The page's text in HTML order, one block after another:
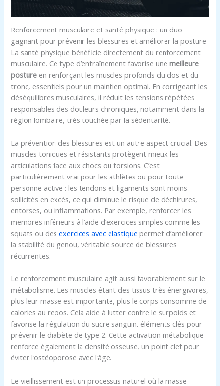
Renforcement musculaire et santé physique : un duo
gagnant pour prévenir les blessures et améliorer la posture
La santé physique bénéficie directement du renforcement
musculaire. Ce type d’entraînement favorise unemeilleure
posture en renforçant les muscles profonds du dos et du
tronc, essentiels pour un maintien optimal. En corrigeant les
déséquilibres musculaires, il réduit les tensions répétées
responsables des douleurs chroniques, notamment dans la
région lombaire, très touchée par la sédentarité.
La prévention des blessures est un autre aspect crucial. Des
muscles toniques et résistants protègent mieux les
articulations face aux chocs ou torsions. C’est
particulièrement vrai pour les athlètes ou pour toute
personne active : les tendons et ligaments sont moins
sollicités en excès, ce qui diminue le risque de déchirures,
entorses, ou inflammations. Par exemple, renforcer les
membres inférieurs à l’aide d’exercices simples comme les
squats ou desexercices avec élastique permet d’améliorer
la stabilité du genou, véritable source de blessures
récurrentes.
Le renforcement musculaire agit aussi favorablement sur le
métabolisme. Les muscles étant des tissus très énergivores,
plus leur masse est importante, plus le corps consomme de
calories au repos. Cela aide à lutter contre le surpoids et
favorise la régulation du sucre sanguin, éléments clés pour
prévenir le diabète de type 2. Cette activation métabolique
renforce également la densité osseuse, un point clef pour
éviter l’ostéoporose avec l’âge.
Le vieillissement est un processus naturel où la masse